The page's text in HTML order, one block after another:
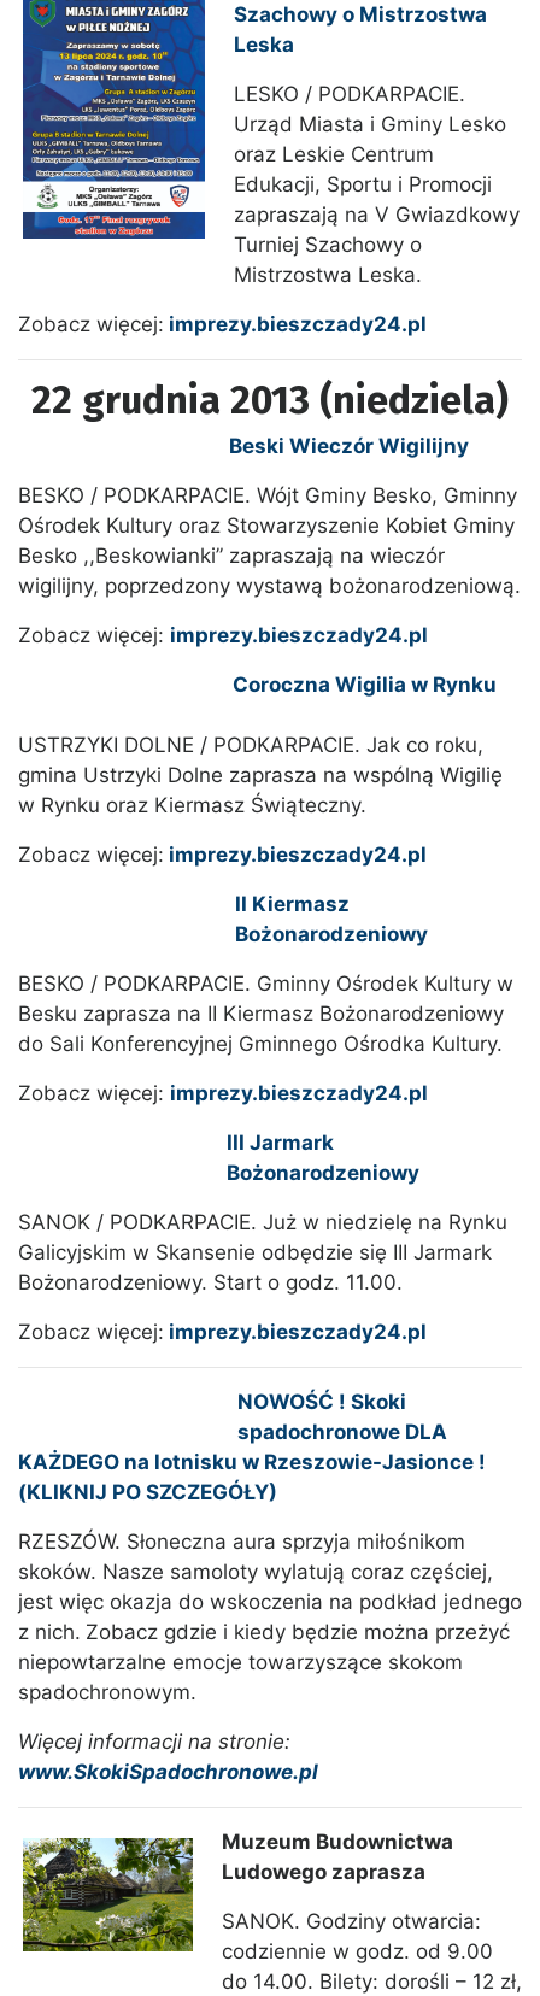
Szachowy o Mistrzostwa
Leska
LESKO / PODKARPACIE.
Urząd Miasta i Gminy Lesko
oraz Leskie Centrum
Edukacji, Sportu i Promocji
zapraszają na V Gwiazdkowy
Turniej Szachowy o
Mistrzostwa Leska.
Zobacz więcej: imprezy.bieszczady24.pl
22 grudnia 2013 (niedziela)
Beski Wieczór Wigilijny
BESKO / PODKARPACIE. Wójt Gminy Besko, Gminny
Ośrodek Kultury oraz Stowarzyszenie Kobiet Gminy
Besko ,,Beskowianki” zapraszają na wieczór
wigilijny, poprzedzony wystawą bożonarodzeniową.
Zobacz więcej: imprezy.bieszczady24.pl
Coroczna Wigilia w Rynku
USTRZYKI DOLNE / PODKARPACIE. Jak co roku,
gmina Ustrzyki Dolne zaprasza na wspólną Wigilię
w Rynku oraz Kiermasz Świąteczny.
Zobacz więcej: imprezy.bieszczady24.pl
II Kiermasz
Bożonarodzeniowy
BESKO / PODKARPACIE. Gminny Ośrodek Kultury w
Besku zaprasza na II Kiermasz Bożonarodzeniowy
do Sali Konferencyjnej Gminnego Ośrodka Kultury.
Zobacz więcej: imprezy.bieszczady24.pl
III Jarmark
Bożonarodzeniowy
SANOK / PODKARPACIE. Już w niedzielę na Rynku
Galicyjskim w Skansenie odbędzie się III Jarmark
Bożonarodzeniowy. Start o godz. 11.00.
Zobacz więcej: imprezy.bieszczady24.pl
NOWOŚĆ ! Skoki
spadochronowe DLA
KAŻDEGO na lotnisku w Rzeszowie-Jasionce !
(KLIKNIJ PO SZCZEGÓŁY)
RZESZÓW. Słoneczna aura sprzyja miłośnikom
skoków. Nasze samoloty wylatują coraz częściej,
jest więc okazja do wskoczenia na podkład jednego
z nich. Zobacz gdzie i kiedy będzie można przeżyć
niepowtarzalne emocje towarzyszące skokom
spadochronowym.
Więcej informacji na stronie:
www.SkokiSpadochronowe.pl
Muzeum Budownictwa
Ludowego zaprasza
SANOK. Godziny otwarcia:
codziennie w godz. od 9.00
do 14.00. Bilety: dorośli – 12 zł,